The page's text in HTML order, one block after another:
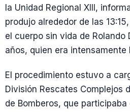
la Unidad Regional XIII,
produjo alrededor de las
el cuerpo sin vida de Rolando
años, quien era intensamente
El procedimiento estuvo a
División Rescates Complejos
de Bomberos, que